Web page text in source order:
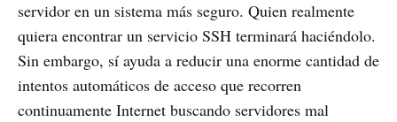
servidor en un sistema más seguro. Quien realmente
quiera encontrar un servicio SSH terminará haciéndolo.
Sin embargo, sí ayuda a reducir una enorme cantidad de
intentos automáticos de acceso que recorren
continuamente Internet buscando servidores mal